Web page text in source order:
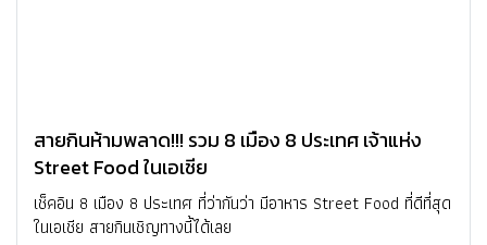
สายกินห้ามพลาด!!! รวม 8 เมือง 8 ประเทศ เจ้าแห่ง
Street Food ในเอเชีย
เช็คอิน 8 เมือง 8 ประเทศ ที่ว่ากันว่า มีอาหาร Street Food ที่ดีที่สุด
ในเอเชีย สายกินเชิญทางนี้ได้เลย